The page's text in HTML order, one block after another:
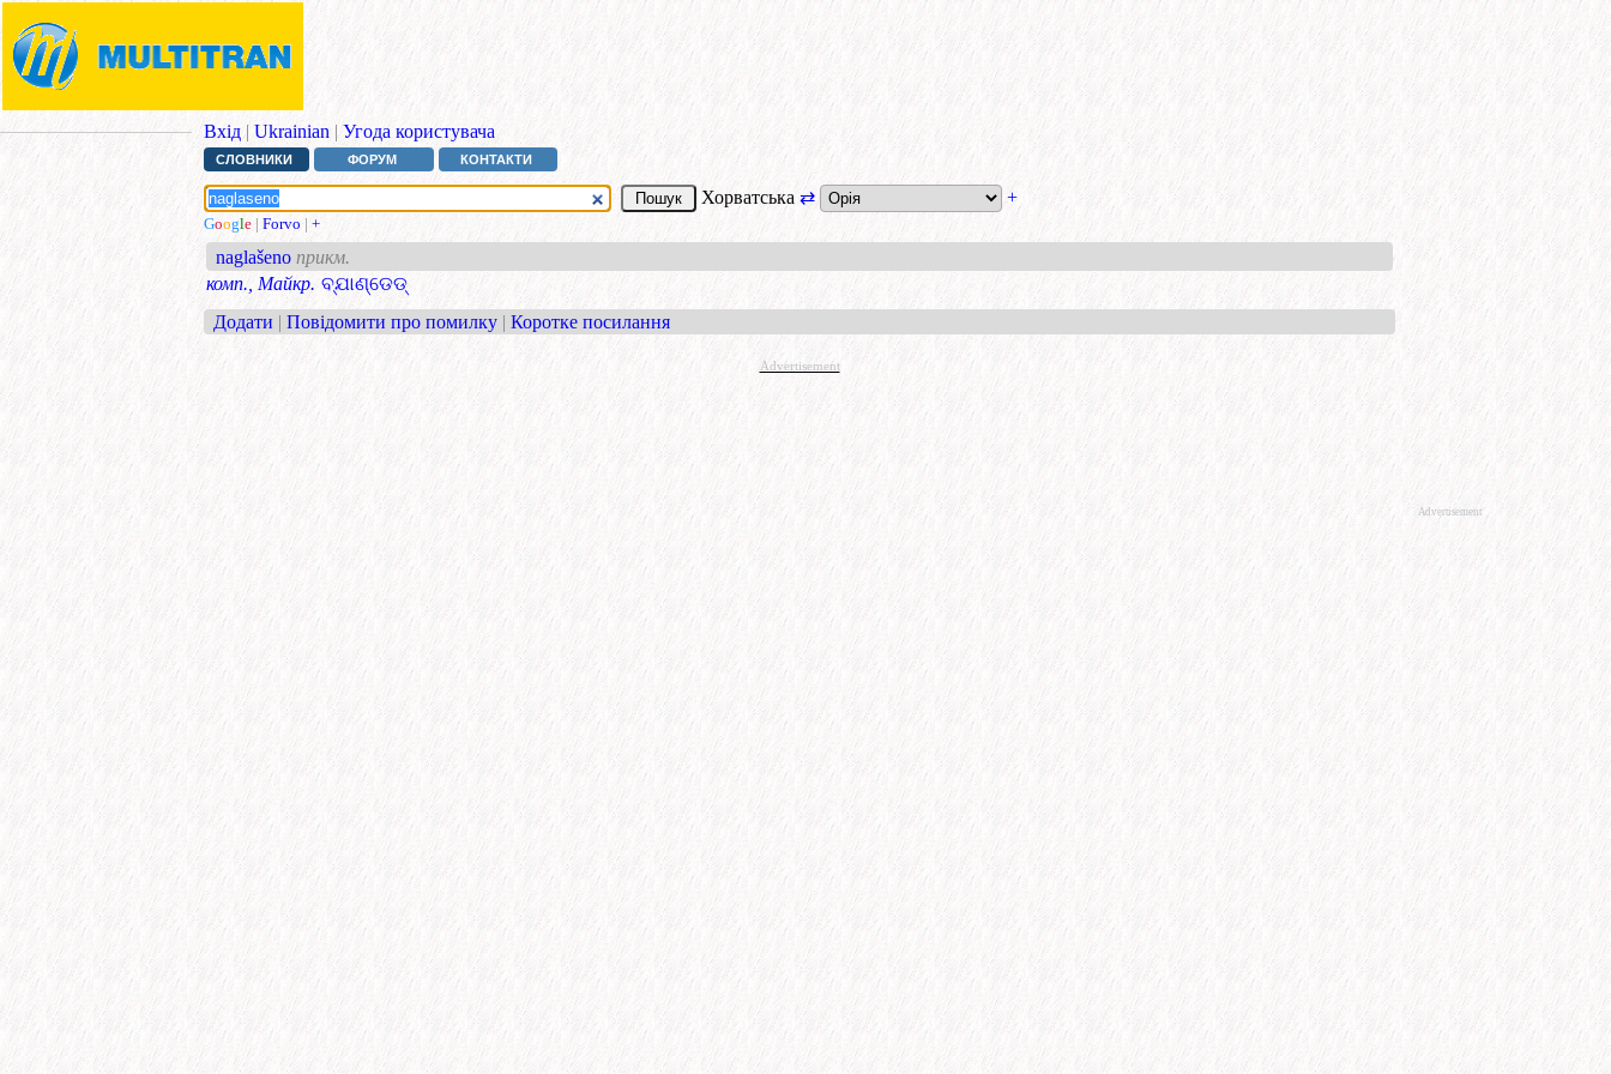
Вхід | Ukrainian | Угода користувача
СЛОВНИКИ ФОРУМ КОНТАКТИ
Хорватська ⇄ +
Google | Forvo | +
naglašeno прикм.
комп., Майкр. ବ୍ଯାଣ୍ଡେଡ୍
Додати | Повідомити про помилку | Коротке посилання
Advertisement
Advertisement